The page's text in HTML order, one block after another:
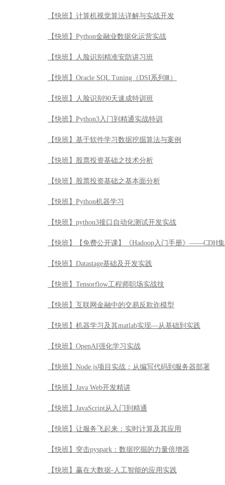
【快班】计算机视觉算法详解与实战开发
【快班】Python金融业数据化运营实战
【快班】人脸识别精准安防讲习班
【快班】Oracle SQL Tuning（DSI系列Ⅲ）
【快班】人脸识别90天速成特训班
【快班】Python3入门到精通实战特训
【快班】基于软件学习数据挖掘算法与案例
【快班】股票投资基础之技术分析
【快班】股票投资基础之基本面分析
【快班】Python机器学习
【快班】python3接口自动化测试开发实战
【快班】【免费公开课】《Hadoop入门手册》——CDH
【快班】Datastage基础及开发实践
【快班】Tensorflow工程师职场实战技
【快班】互联网金融中的交易反欺诈模型
【快班】机器学习及其matlab实现—从基础到实践
【快班】OpenAI强化学习实战
【快班】Node.js项目实战：从编写代码到服务器部署
【快班】Java Web开发精讲
【快班】JavaScript从入门到精通
【快班】让服务飞起来：实时计算及其应用
【快班】突击pyspark：数据挖掘的力量倍增器
【快班】赢在大数据-人工智能的应用实践